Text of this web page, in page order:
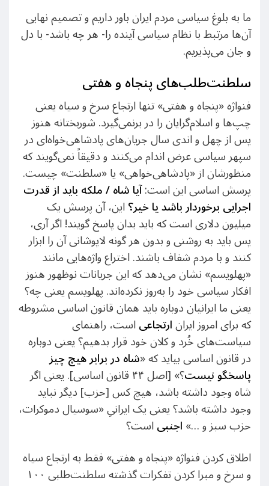
ما به بلوغ سیاسی مردم ایران باور داریم و تصمیم نهایی
آن‌ها مرتبط با نظام سیاسی آینده را- هر چه باشد- با دل
و جان می‌پذیریم.
فنواژه «پنجاه و هفتی» تنها ارتجاع سرخ و سیاه یعنی
چپ‌ها و اسلام‌گرایان را در برنمی‌گیرد. شوربختانه هنوز
پس از چهل و اندی سال جریان‌های پادشاهی‌خواه‌ای در
سپهر سیاسی عرض اندام می‌کنند و دقیقاً نمی‌گویند که
منظورشان از «پادشاهی‌خواهی» یا «سلطنت» چیست.
پرسش اساسی این است:آیا شاه / ملکه باید از قدرت
اجرایی برخوردار باشد یا خیر؟این، آن پرسش یک
میلیون دلاری است که باید بدان پاسخ گویند! اگر آری،
پس باید به روشنی و بدون هر گونه لاپوشانی آن را ابزار
کنند و با مردم شفاف باشند. اختراع واژه‌هایی مانند
«پهلویسم» نشان می‌دهد که این جریانات نوظهور هنوز
افکار سیاسی خود را به‌روز نکرده‌اند. پهلویسم یعنی چه؟
یعنی ما ایرانیان دوباره باید همان قانون اساسی مشروطه
که برای امروز ایرانارتجاعیاست، راهنمای
سیاست‌های خُرد و کلان خود قرار بدهیم؟ یعنی دوباره
در قانون اساسی بیاید که «شاه در برابر هیچ چیز
پاسخگو نیست ؟» [اصل ۴۴ قانون اساسی]. یعنی اگر
شاه وجود داشته باشد، هیچ کس [حزب] دیگر نباید
وجود داشته باشد؟ یعنی یک ایرانیِ «سوسیال دموکرات،
حزب سبز و …»اجنبیاست؟
اطلاق کردن فنواژه «پنجاه و هفتی» فقط به ارتجاع سیاه
و سرخ و مبرا کردن تفکرات گذشته سلطنت‌طلبی ۱۰۰